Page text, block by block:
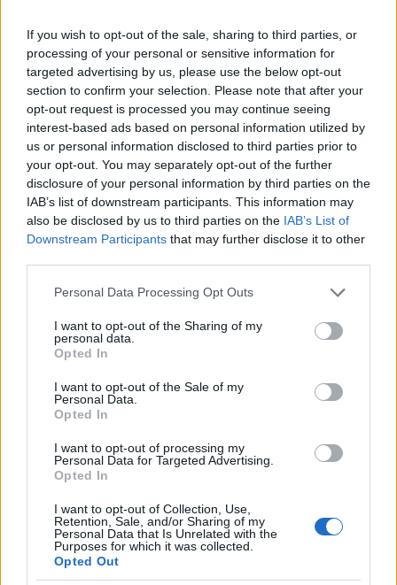
If you wish to opt-out of the sale, sharing to third parties, or
processing of your personal or sensitive information for
targeted advertising by us, please use the below opt-out
section to confirm your selection. Please note that after your
opt-out request is processed you may continue seeing
interest-based ads based on personal information utilized by
us or personal information disclosed to third parties prior to
your opt-out. You may separately opt-out of the further
disclosure of your personal information by third parties on the
IAB’s list of downstream participants. This information may
also be disclosed by us to third parties on the IAB’s List of
Downstream Participants that may further disclose it to other
Please note that this website/app uses one or more Google
not limited to your visit or usage behaviour. You may click to
grant or deny consent to Google and its third-party tags to
use your data for below specified purposes in below Google
consent section.
Personal Data Processing Opt Outs
I want to opt-out of the Sharing of my
personal data.
Opted In
I want to opt-out of the Sale of my
Personal Data.
Opted In
I want to opt-out of processing my
Personal Data for Targeted Advertising.
Opted In
I want to opt-out of Collection, Use,
Retention, Sale, and/or Sharing of my
Personal Data that Is Unrelated with the
Purposes for which it was collected.
Opted Out
ΕΛΛΑΔΑ
Δυτική Αττική: Για 4η μέρα μαίνεται η πυρκαγιά – Στον
οικισμό της Αγία Σκέπης πέρασαν οι φλόγες
3/08/2026 - 8:38πμ
Φωτιά στη Βοιωτία: Σε γραμμή μεταφοράς ρεύματος το
2/08/2026 - 10:09μμ